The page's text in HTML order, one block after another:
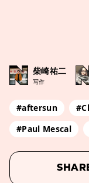
柴崎祐二
写作
#aftersun
#Paul Mescal